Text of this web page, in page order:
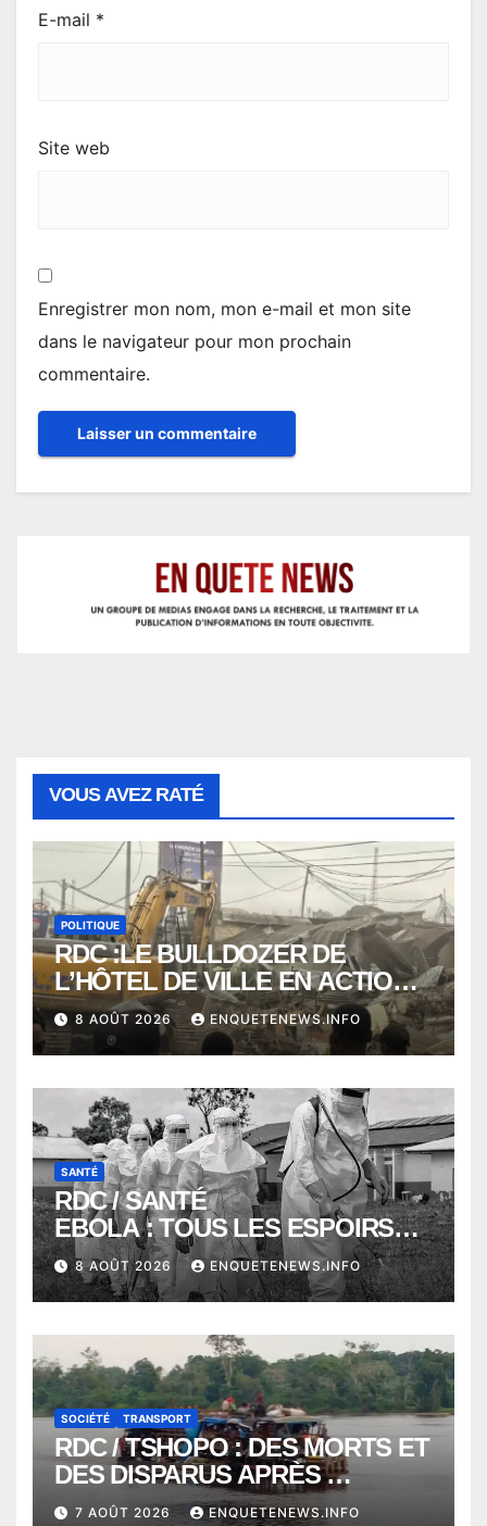
E-mail *
Site web
Enregistrer mon nom, mon e-mail et mon site
dans le navigateur pour mon prochain
commentaire.
VOUS AVEZ RATÉ
POLITIQUE
RDC :LE BULLDOZER DE
L’HÔTEL DE VILLE EN ACTION
POUR DEGAGER LA VOIE
PUBLIQUE en action DANS LA
COMMUNE DE NGALIEMA
8 AOÛT 2026 ENQUETENEWS.INFO
SANTÉ
RDC / SANTÉ
EBOLA : TOUS LES ESPOIRS
VONT VERS SEPTEMBRE
ALORS QUE L’ÉPIDÉMIE TEND
VERS 2000 DÉCÈS
8 AOÛT 2026 ENQUETENEWS.INFO
SOCIÉTÉ TRANSPORT
RDC / TSHOPO : DES MORTS ET
DES DISPARUS APRÈS
NAUFRAGE D’UNE BALEINIERE
7 AOÛT 2026 ENQUETENEWS.INFO